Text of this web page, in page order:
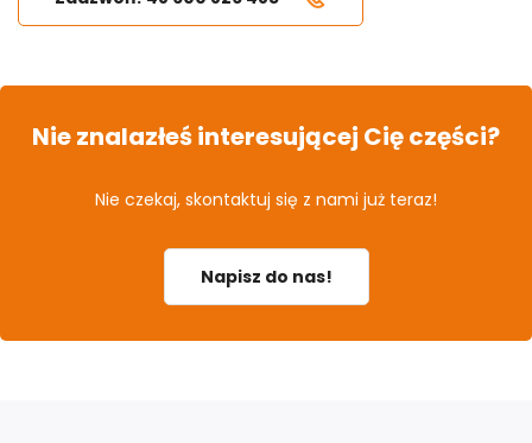
Nie znalazłeś interesującej Cię części?
Nie czekaj, skontaktuj się z nami już teraz!
Napisz do nas!